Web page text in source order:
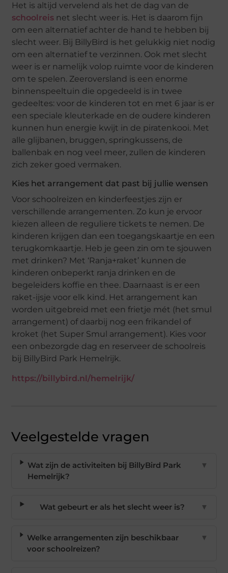
Het is altijd vervelend als het de dag van de
schoolreis net slecht weer is. Het is daarom fijn
om een alternatief achter de hand te hebben bij
slecht weer. Bij BillyBird is het gelukkig niet nodig
om een alternatief te verzinnen. Ook met slecht
weer is er namelijk volop ruimte voor de kinderen
om te spelen. Zeeroversland is een enorme
binnenspeeltuin die opgedeeld is in twee
gedeeltes: voor de kinderen tot en met 6 jaar is er
een speciale kleuterkade en de oudere kinderen
kunnen hun energie kwijt in de piratenkooi. Met
alle glijbanen, bruggen, springkussens, de
ballenbak en nog veel meer, zullen de kinderen
zich zeker goed vermaken.
Kies het arrangement dat past bij jullie wensen
Voor schoolreizen en kinderfeestjes zijn er
verschillende arrangementen. Zo kun je ervoor
kiezen alleen de reguliere tickets te nemen. De
kinderen krijgen dan een toegangskaartje en een
terugkomkaartje. Heb je geen zin om te sjouwen
met drinken? Met ‘Ranja+raket’ kunnen de
kinderen onbeperkt ranja drinken en de
begeleiders koffie en thee. Daarnaast is er een
raket-ijsje voor elk kind. Het arrangement kan
worden uitgebreid met een frietje mét (het smul
arrangement) of daarbij nog een frikandel of
kroket (het Super Smul arrangement). Kies voor
een onbezorgde dag en reserveer de schoolreis
bij BillyBird Park Hemelrijk.
https://billybird.nl/hemelrijk/
Veelgestelde vragen
Wat zijn de activiteiten bij BillyBird Park
Hemelrijk?
▼
Wat gebeurt er als het slecht weer is? ▼
Welke arrangementen zijn beschikbaar
voor schoolreizen?
▼